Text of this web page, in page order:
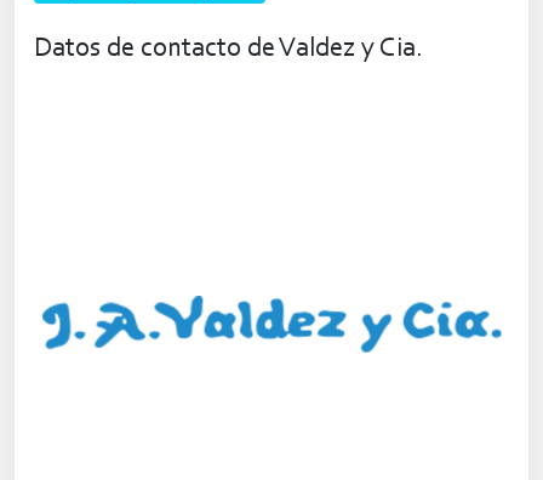
Datos de contacto de Valdez y Cia.